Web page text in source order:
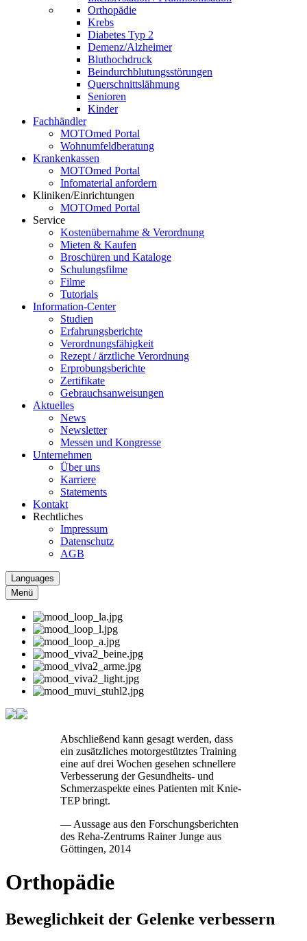
Orthopädie
Krebs
Diabetes Typ 2
Demenz/Alzheimer
Bluthochdruck
Beindurchblutungsstörungen
Querschnittslähmung
Senioren
Kinder
Fachhändler
MOTOmed Portal
Wohnumfeldberatung
Krankenkassen
MOTOmed Portal
Infomaterial anfordern
Kliniken/Einrichtungen
MOTOmed Portal
Service
Kostenübernahme & Verordnung
Mieten & Kaufen
Broschüren und Kataloge
Schulungsfilme
Filme
Tutorials
Information-Center
Studien
Erfahrungsberichte
Verordnungsfähigkeit
Rezept / ärztliche Verordnung
Erprobungsberichte
Zertifikate
Gebrauchsanweisungen
Aktuelles
News
Newsletter
Messen und Kongresse
Unternehmen
Über uns
Karriere
Statements
Kontakt
Rechtliches
Impressum
Datenschutz
AGB
Languages
Menü
Abschließend kann gesagt werden, dass
ein zusätzliches motorgestütztes Training
eine auf drei Wochen gesehen schnellere
Verbesserung der Gesundheits- und
Schmerzaspekte eines Patienten mit Knie-
TEP bringt.
— Aussage aus den Forschungsberichten
des Reha-Zentrums Rainer Junge aus
Göttingen, 2014
Orthopädie
Beweglichkeit der Gelenke verbessern